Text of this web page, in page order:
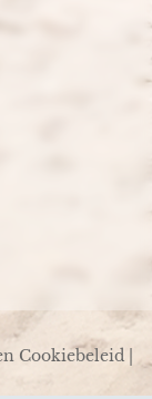
Cookiebeleid